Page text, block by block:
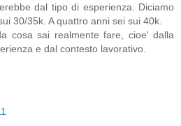
dal tipo di esperienza. Diciamo
30/35k. A quattro anni sei sui 40k.
cosa sai realmente fare, cioe' dalla
e dal contesto lavorativo.